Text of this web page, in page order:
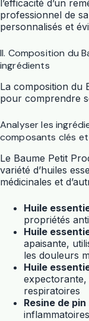
l’efficacité d’un
professionnel de
personnalisés et
II. Composition du
ingrédients
La composition du
pour comprendre
Analyser les
composants clés
Le Baume Petit
variété d’huiles
médicinales et
Huile
propriétés
Huile
apaisante,
les douleurs
Huile
respiratoires
Resine de pin